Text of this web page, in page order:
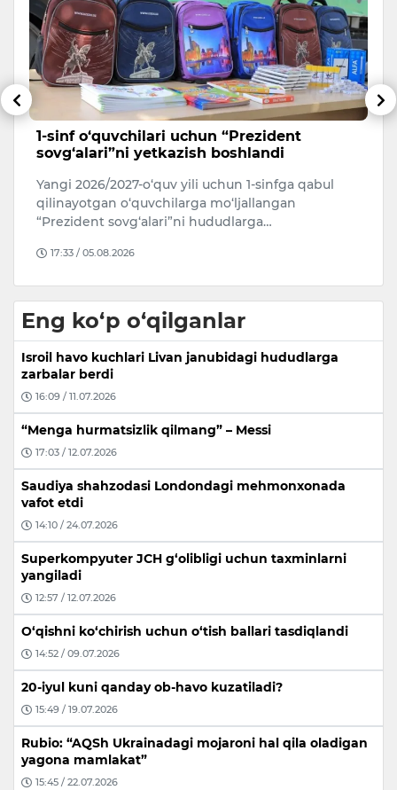
1-sinf o‘quvchilari uchun “Prezident
sovg‘alari”ni yetkazish boshlandi
Yangi 2026/2027-o‘quv yili uchun 1-sinfga qabul
qilinayotgan o‘quvchilarga mo‘ljallangan
“Prezident sovg‘alari”ni hududlarga…
17:33 / 05.08.2026
Eng ko‘p o‘qilganlar
Isroil havo kuchlari Livan janubidagi hududlarga
zarbalar berdi
16:09 / 11.07.2026
“Menga hurmatsizlik qilmang” – Messi
17:03 / 12.07.2026
Saudiya shahzodasi Londondagi mehmonxonada
vafot etdi
14:10 / 24.07.2026
Superkompyuter JCH g‘olibligi uchun taxminlarni
yangiladi
12:57 / 12.07.2026
O‘qishni ko‘chirish uchun o‘tish ballari tasdiqlandi
14:52 / 09.07.2026
20-iyul kuni qanday ob-havo kuzatiladi?
15:49 / 19.07.2026
Rubio: “AQSh Ukrainadagi mojaroni hal qila oladigan
yagona mamlakat”
15:45 / 22.07.2026